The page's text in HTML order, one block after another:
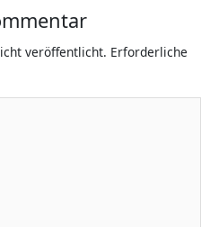
veröffentlicht. Erforderliche